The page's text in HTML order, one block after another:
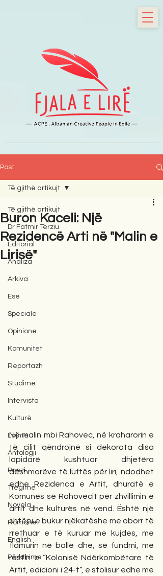
Post
Të gjithë artikujt
Dr Fatmir Terziu
Editorial
Analiza
Arkiva
Ese
Speciale
Opinione
Komunitet
Reportazh
Studime
Intervista
Kulturë
Lajme
Antologji
Poezi
Tregime
Novela
Romane
English
Përkthime
Të gjithë artikujt
Buron Kaceli: Një
Rezidencë Arti në "Malin e
Lirisë"
Në malin mbi Rahovec, në kraharorin e
të cilit qëndrojnë si dekorata disa
lapidarë kushtuar dhjetëra
dëshmorëve të luftës për liri, ndodhet
edhe Rezidenca e Artit, dhuratë e
Komunës së Rahovecit për zhvillimin e
artit dhe kulturës në vend. Është një
shtëpi e bukur njëkatëshe me oborr të
rrethuar e të kuruar me kujdes, me
flamurin në ballë dhe, së fundmi, me
rastin e “Kolonisë Ndërkombëtare të
Artit, edicioni i 24-t”, e stolisur edhe me